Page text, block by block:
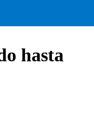
hasta